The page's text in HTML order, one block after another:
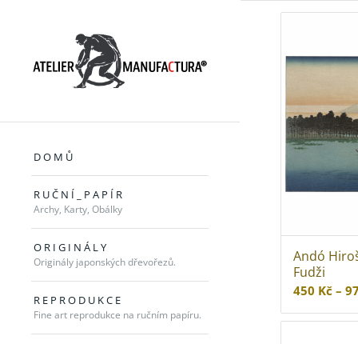
D O M Ů
R U Č N Í _ P A P Í R
Archy, Karty, Obálky
O R I G I N Á L Y
Originály japonských dřevořezů.
R E P R O D U K C E
Fine art reprodukce na ručním papíru.
Andó
Fudži
450 Kč –